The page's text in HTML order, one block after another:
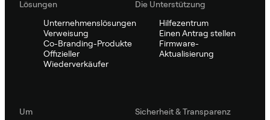
Lösungen
Unternehmenslösungen
Verweisung
Co-Branding-Produkte
Offizieller
Wiederverkäufer
Die Unterstützung
Hilfezentrum
Einen Antrag stellen
Firmware-
Aktualisierung
Um
Sicherheit & Transparenz